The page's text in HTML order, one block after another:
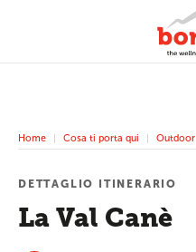
Home Cosa ti porta qui Outdoor
La Val Canè
DETTAGLIO ITINERARIO